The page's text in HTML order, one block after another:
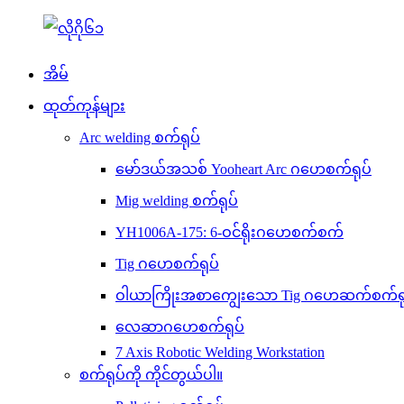
အိမ်
ထုတ်ကုန်များ
Arc welding စက်ရုပ်
မော်ဒယ်အသစ် Yooheart Arc ဂဟေစက်ရုပ်
Mig welding စက်ရုပ်
YH1006A-175: 6-ဝင်ရိုးဂဟေစက်စက်
Tig ဂဟေစက်ရုပ်
ဝါယာကြိုးအစာကျွေးသော Tig ဂဟေဆက်စက်
လေဆာဂဟေစက်ရုပ်
7 Axis Robotic Welding Workstation
စက်ရုပ်ကို ကိုင်တွယ်ပါ။